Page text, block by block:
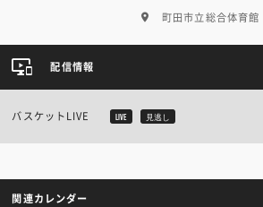
町田市立総合体育館
配信情報
バスケットLIVE LIVE 見逃し
関連カレンダー